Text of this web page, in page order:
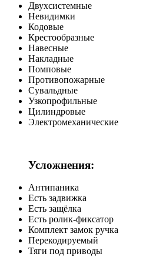
Двухсистемные
Невидимки
Кодовые
Крестообразные
Навесные
Накладные
Помповые
Противопожарные
Сувальдные
Узкопрофильные
Цилиндровые
Электромеханические
Усложнения:
Антипаника
Есть задвижка
Есть защёлка
Есть ролик-фиксатор
Комплект замок ручка
Перекодируемый
Тяги под приводы